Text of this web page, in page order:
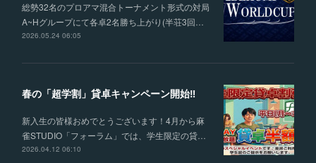
総勢32名のプロアマ混合トーナメント形式の対局
A~Hグループにて各卓2名勝ち上がり(半荘3回…
2026.05.24 06:05
春の「超学割」貸卓キャンペーン開始‼
新入生の皆様おめでとうございます！4月から麻
雀STUDIO「フォーラム」では、学生限定の貸…
2026.04.12 06:10